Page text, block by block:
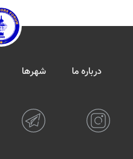
درباره ما شهرها